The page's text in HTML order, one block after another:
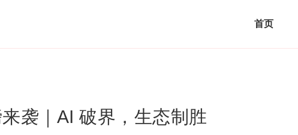
首页
袭｜AI 破界，生态制胜